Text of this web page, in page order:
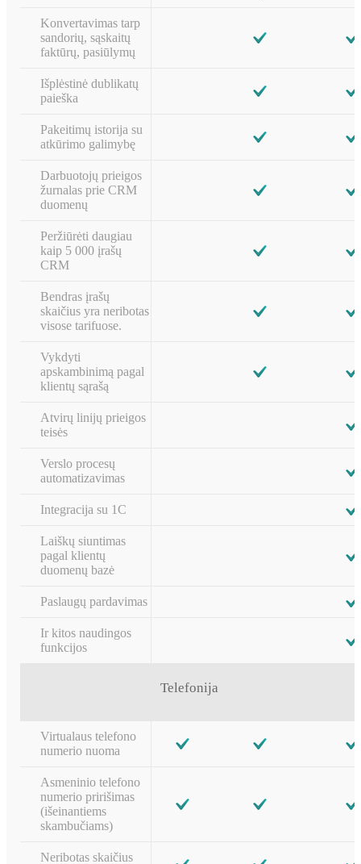
Konvertavimas tarp
sandorių, sąskaitų
faktūrų, pasiūlymų
Išplėstinė dublikatų
paieška
Pakeitimų istorija su
atkūrimo galimybę
Darbuotojų prieigos
žurnalas prie CRM
duomenų
Peržiūrėti daugiau
kaip 5 000 įrašų
CRM
Bendras įrašų
skaičius yra neribotas
visose tarifuose.
Vykdyti
apskambinimą pagal
klientų sąrašą
Atvirų linijų prieigos
teisės
Verslo procesų
automatizavimas
Integracija su 1С
Laiškų siuntimas
pagal klientų
duomenų bazė
Paslaugų pardavimas
Ir kitos naudingos
funkcijos
Telefonija
Virtualaus telefono
numerio nuoma
Asmeninio telefono
numerio pririšimas
(išeinantiems
skambučiams)
Neribotas skaičius